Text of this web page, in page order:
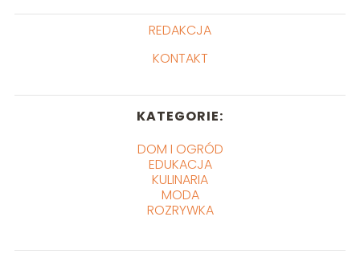
REDAKCJA
KONTAKT
KATEGORIE:
DOM I OGRÓD
EDUKACJA
KULINARIA
MODA
ROZRYWKA